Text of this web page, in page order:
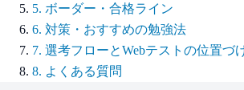
5. ボーダー・合格ライン
6. 対策・おすすめの勉強法
7. 選考フローとWebテストの位置づ
8. よくある質問